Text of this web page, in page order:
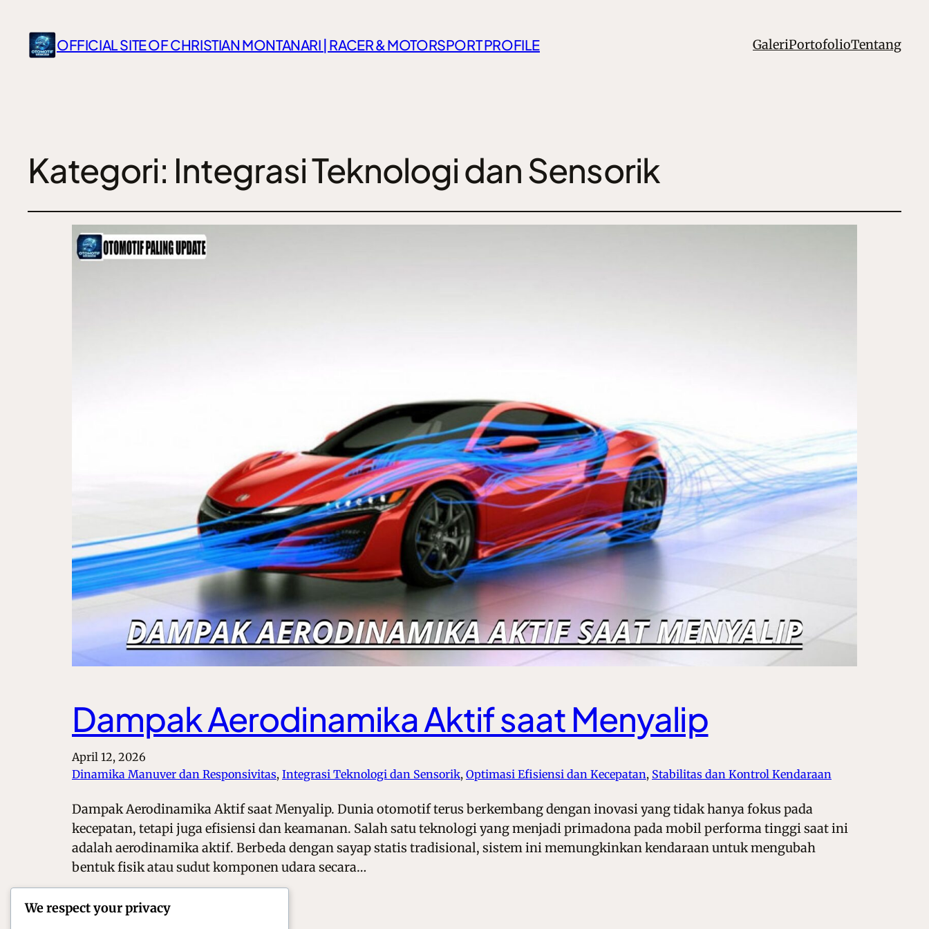
OFFICIAL SITE OF CHRISTIAN MONTANARI | RACER & MOTORSPORT PROFILE GaleriPortofolioTentang
Kategori: Integrasi Teknologi dan Sensorik
Dampak Aerodinamika Aktif saat Menyalip
April 12, 2026
Dinamika Manuver dan Responsivitas, Integrasi Teknologi dan Sensorik, Optimasi Efisiensi dan Kecepatan, Stabilitas dan Kontrol Kendaraan
Dampak Aerodinamika Aktif saat Menyalip. Dunia otomotif terus berkembang dengan inovasi yang tidak hanya fokus pada
kecepatan, tetapi juga efisiensi dan keamanan. Salah satu teknologi yang menjadi primadona pada mobil performa tinggi saat ini
adalah aerodinamika aktif. Berbeda dengan sayap statis tradisional, sistem ini memungkinkan kendaraan untuk mengubah
bentuk fisik atau sudut komponen udara secara…
We respect your privacy